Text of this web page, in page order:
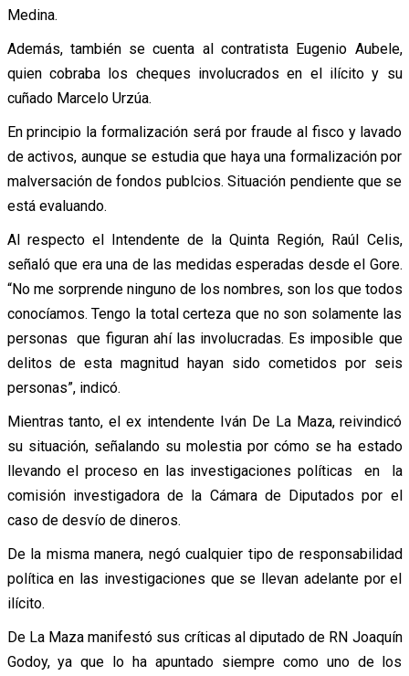
Medina.
Además, también se cuenta al contratista Eugenio Aubele,
quien cobraba los cheques involucrados en el ilícito y su
cuñado Marcelo Urzúa.
En principio la formalización será por fraude al fisco y lavado
de activos, aunque se estudia que haya una formalización por
malversación de fondos publcios. Situación pendiente que se
está evaluando.
Al respecto el Intendente de la Quinta Región, Raúl Celis,
señaló que era una de las medidas esperadas desde el Gore.
“No me sorprende ninguno de los nombres, son los que todos
conocíamos. Tengo la total certeza que no son solamente las
personas que figuran ahí las involucradas. Es imposible que
delitos de esta magnitud hayan sido cometidos por seis
personas”, indicó.
Mientras tanto, el ex intendente Iván De La Maza, reivindicó
su situación, señalando su molestia por cómo se ha estado
llevando el proceso en las investigaciones políticas en la
comisión investigadora de la Cámara de Diputados por el
caso de desvío de dineros.
De la misma manera, negó cualquier tipo de responsabilidad
política en las investigaciones que se llevan adelante por el
ilícito.
De La Maza manifestó sus críticas al diputado de RN Joaquín
Godoy, ya que lo ha apuntado siempre como uno de los